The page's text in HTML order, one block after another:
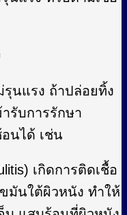
นแรง ถ้าปล่อยทิ้ง
รับการรักษา
นได้ เช่น
เกิดการติดเชื้อ
มันใต้ผิวหนัง ทำให้